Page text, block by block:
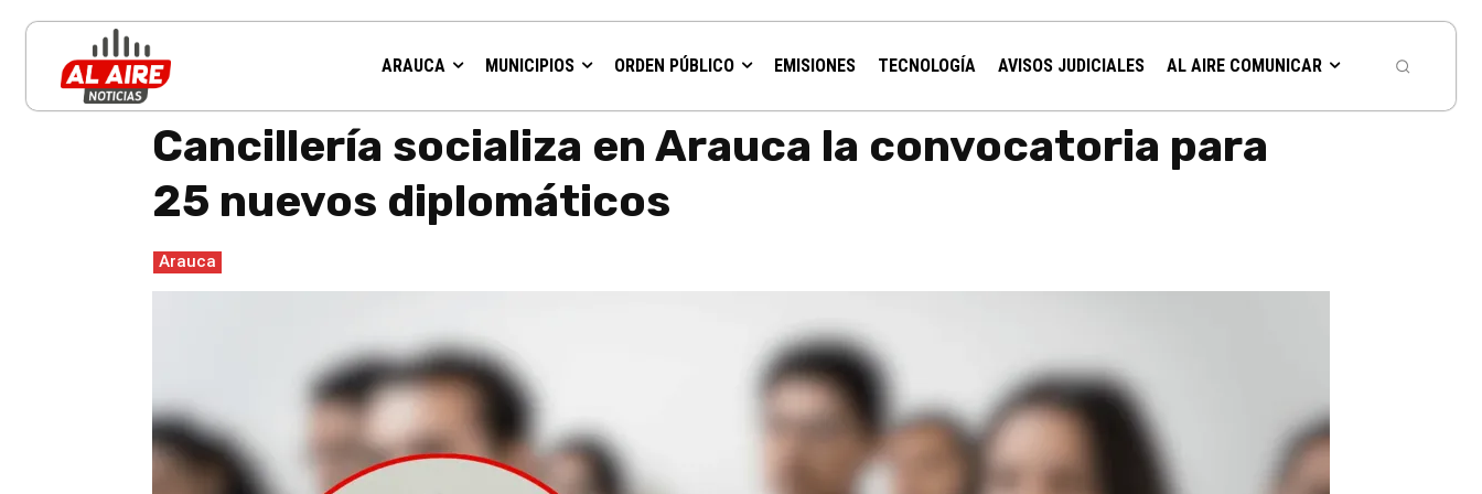
ARAUCA MUNICIPIOS ORDEN PÚBLICO EMISIONES TECNOLOGÍA AVISOS JUDICIALES AL AIRE COMUNICAR
Inicio
Cancillería socializa en Arauca la convocatoria para
25 nuevos diplomáticos
Arauca